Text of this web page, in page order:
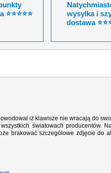
wysyłka i
dostawa
iż klawisze nie wracają do
światowach producentów.
brakować szczególowe zdjęcie do